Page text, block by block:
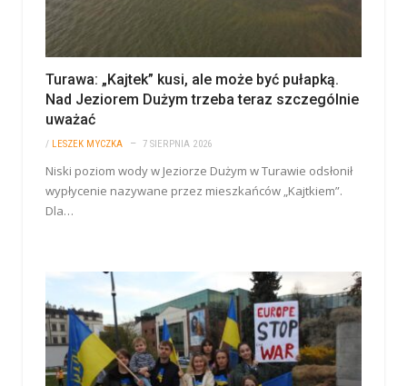
Turawa: „Kajtek” kusi, ale może być pułapką.
Nad Jeziorem Dużym trzeba teraz szczególnie
uważać
/ LESZEK MYCZKA 7 SIERPNIA 2026
Niski poziom wody w Jeziorze Dużym w Turawie odsłonił
wypłycenie nazywane przez mieszkańców „Kajtkiem”.
Dla…